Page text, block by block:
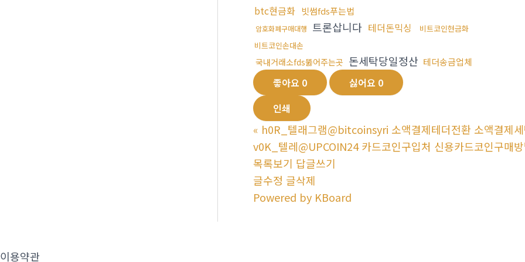
btc현금화 빗썸fds푸는법
암호화폐구매대행 트론삽니다 테더돈믹싱
비트코인현금화
비트코인손대손
국내거래소fds뚫어주는곳 돈세탁당일정산 테더송금업체
좋아요 0 싫어요 0
인쇄
« h0R_텔래그램@bitcoinsyri 소액결제테더전환 소액결제
v0K_텔레@UPCOIN24 카드코인구입처 신용카드코인구매
목록보기 답글쓰기
글수정 글삭제
Powered by KBoard
이용약관